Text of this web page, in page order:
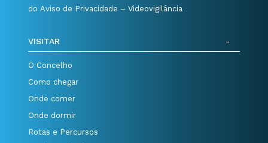
do Aviso de Privacidade – Videovigilância
VISITAR
O Concelho
Como chegar
Onde comer
Onde dormir
Rotas e Percursos